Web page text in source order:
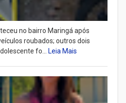
no bairro Maringá após
roubados; outros dois
fo... Leia Mais